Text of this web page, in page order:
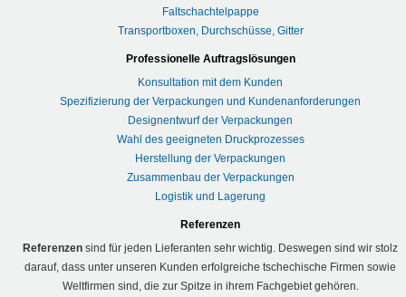
Faltschachtelpappe
Transportboxen, Durchschüsse, Gitter
Professionelle Auftragslösungen
Konsultation mit dem Kunden
Spezifizierung der Verpackungen und Kundenanforderungen
Designentwurf der Verpackungen
Wahl des geeigneten Druckprozesses
Herstellung der Verpackungen
Zusammenbau der Verpackungen
Logistik und Lagerung
Referenzen
Referenzen sind für jeden Lieferanten sehr wichtig. Deswegen sind wir stolz
darauf, dass unter unseren Kunden erfolgreiche tschechische Firmen sowie
Weltfirmen sind, die zur Spitze in ihrem Fachgebiet gehören.